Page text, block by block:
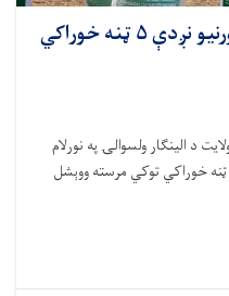
لغمان؛ پر ۷۰ سېلاب‌ ځپلو کورنیو نږدې ۵ ټنه خوراکي
د الینګار ولسوالۍ په نورلام
دره کې پر ۷۰ سېلاب‌ ځپلو کورنیو د ۴.۹ ټنه خوراکي توکي مرسته ووېشل